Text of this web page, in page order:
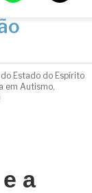
Estado do Espírito
em Autismo,
a